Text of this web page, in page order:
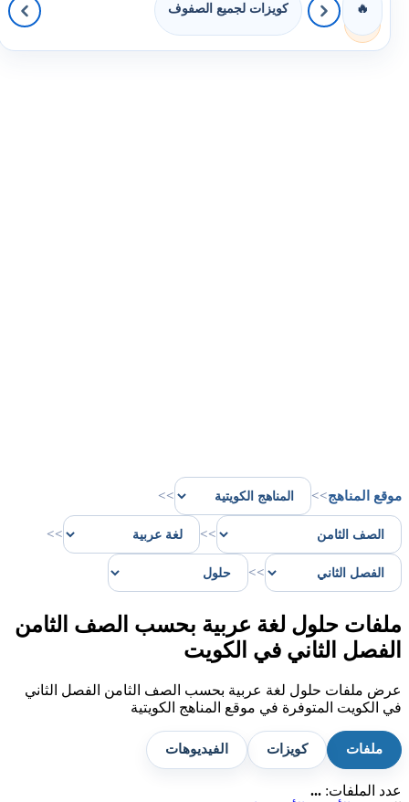
🔥 كويزات لجميع الصفوف
موقع المناهج>>
>>
>>
>>
>>
ملفات حلول لغة عربية بحسب الصف الثامن
الفصل الثاني في الكويت
عرض ملفات حلول لغة عربية بحسب الصف الثامن الفصل الثاني
في الكويت المتوفرة في موقع المناهج الكويتية
ملفات كويزات الفيديوهات
عدد الملفات: ...